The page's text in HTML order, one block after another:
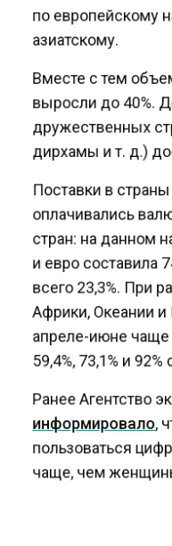
по европейскому
азиатскому.
Вместе с тем
выросли до 40%.
дружественных
дирхамы и т. д.)
Поставки в
оплачивались
стран: на данном
и евро составила
всего 23,3%. При
Африки, Океании и
апреле-июне чаще
59,4%, 73,1% и
Ранее Агентство
информировало,
пользоваться
чаще, чем